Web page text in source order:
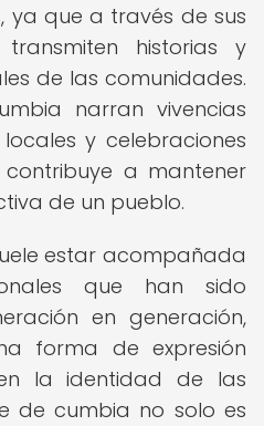
ya que a través de sus
historias y
de las comunidades.
narran vivencias
y celebraciones
a mantener
de un pueblo.
estar acompañada
que han sido
en generación,
forma de expresión
la identidad de las
de cumbia no solo es